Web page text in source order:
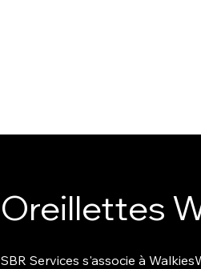
Oreillettes
SBR Services s'associe à